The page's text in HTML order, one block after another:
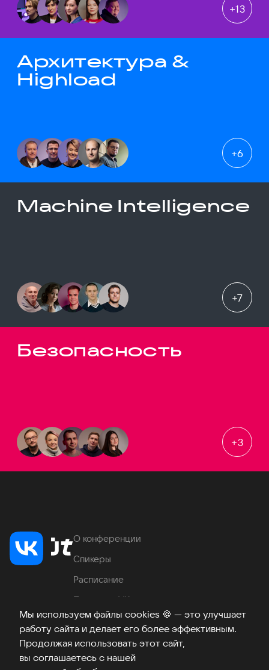
Мы используем файлы cookies 🍪 — это улучшает
работу сайта и делает его более эффективным.
Продолжая использовать этот сайт,
вы соглашаетесь с нашей
+13
Архитектура &
Highload
+6
Machine Intelligence
+7
Безопасность
+3
О конференции
Спикеры
Расписание
Продукты VK
Место проведения
Часто задаваемые вопросы